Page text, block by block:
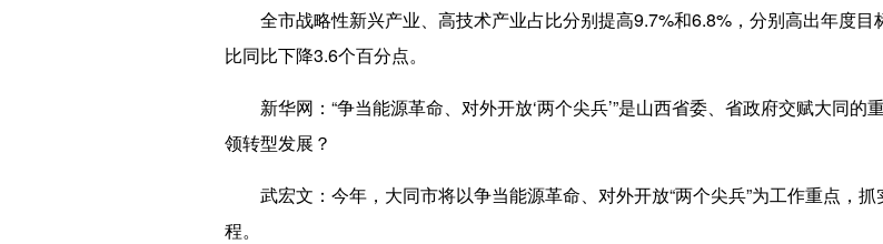
全市战略性新兴产业、高技术产业占比分别提高9.7%和6.8%，分别高出年度目
比同比下降3.6个百分点。
新华网 ：“争当能源革命、对外开放‘两个尖兵’”是山西省委、省政府交赋大同
领转型发展？
武宏文 ：今年，大同市将以争当能源革命、对外开放“两个尖兵”为工作重点，
程。